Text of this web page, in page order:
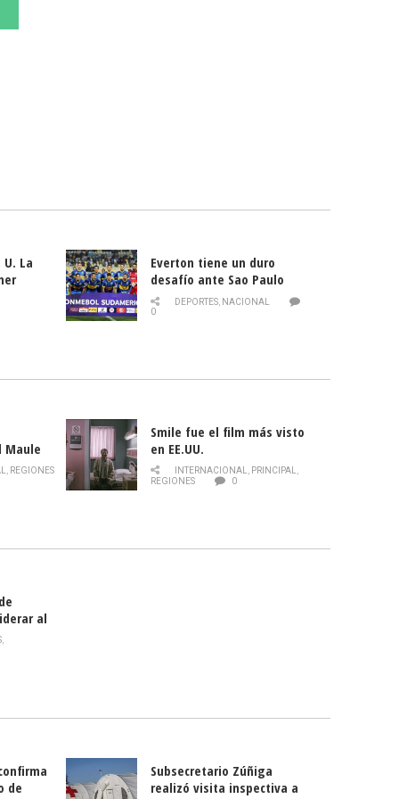
La
Everton tiene un duro
desafío ante Sao Paulo
DEPORTES, NACIONAL
0
Maule
de la
, REGIONES
Smile fue el film más visto
en EE.UU.
INTERNACIONAL, PRINCIPAL,
REGIONES
0
al
,
de
Subsecretario Zúñiga
realizó visita inspectiva a